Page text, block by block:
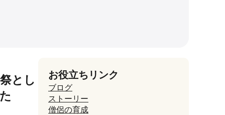
とし
お役立ちリンク
ブログ
ストーリー
僧侶の育成